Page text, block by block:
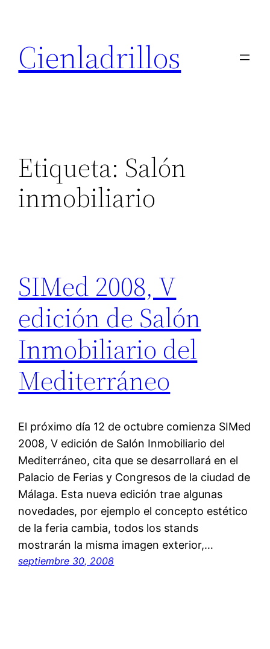
contenido
Cienladrillos
Etiqueta: Salón
inmobiliario
SIMed 2008, V
edición de Salón
Inmobiliario del
Mediterráneo
El próximo día 12 de octubre comienza SIMed
2008, V edición de Salón Inmobiliario del
Mediterráneo, cita que se desarrollará en el
Palacio de Ferias y Congresos de la ciudad de
Málaga. Esta nueva edición trae algunas
novedades, por ejemplo el concepto estético
de la feria cambia, todos los stands
mostrarán la misma imagen exterior,…
septiembre 30, 2008